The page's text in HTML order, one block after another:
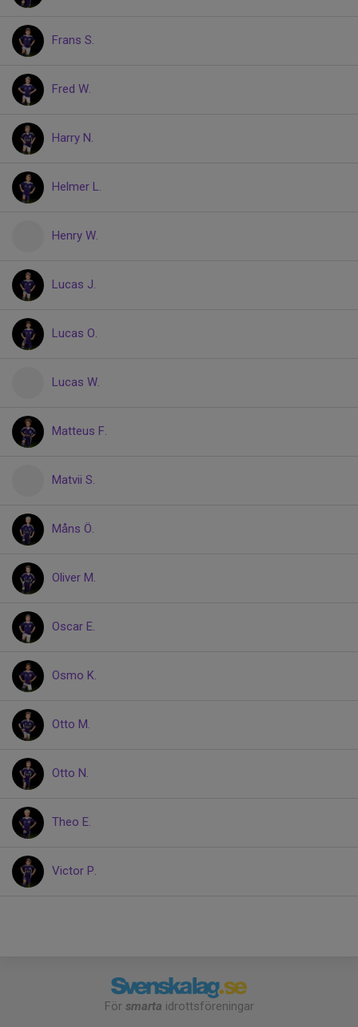
Frans S.
Fred W.
Harry N.
Helmer L.
Henry W.
Lucas J.
Lucas O.
Lucas W.
Matteus F.
Matvii S.
Måns Ö.
Oliver M.
Oscar E.
Osmo K.
Otto M.
Otto N.
Theo E.
Victor P.
För smarta idrottsföreningar